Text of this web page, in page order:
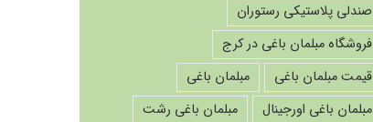
صندلی پلاستیکی رستوران
فروشگاه مبلمان باغی در کرج
قیمت مبلمان باغی
مبلمان باغی
مبلمان باغی اورجینال
مبلمان باغی رشت